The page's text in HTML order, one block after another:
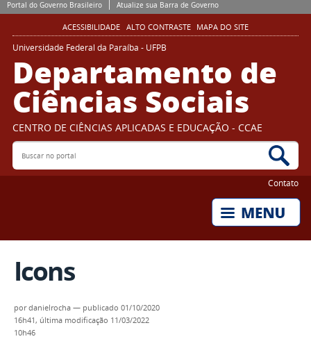
Portal do Governo Brasileiro Atualize sua Barra de Governo
ACESSIBILIDADE ALTO CONTRASTE MAPA DO SITE
Universidade Federal da Paraíba - UFPB
Departamento de
Ciências Sociais
CENTRO DE CIÊNCIAS APLICADAS E EDUCAÇÃO - CCAE
Buscar no portal
Contato
Icons
pordanielrocha — publicado 01/10/2020
16h41, última modificação 11/03/2022
10h46